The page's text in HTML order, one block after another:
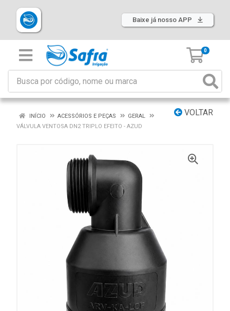
Baixe já nosso APP
0
VOLTAR
INÍCIO ACESSÓRIOS E PEÇAS
GERAL
VÁLVULA VENTOSA DN2 TRIPLO EFEITO - AZUD